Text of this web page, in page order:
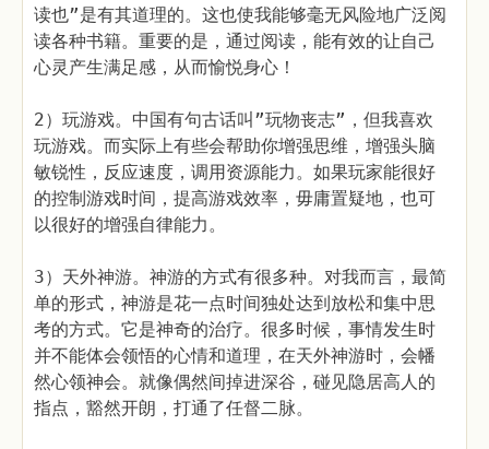
读也”是有其道理的。这也使我能够毫无风险地广泛阅
读各种书籍。重要的是，通过阅读，能有效的让自己
心灵产生满足感，从而愉悦身心！
2）玩游戏。中国有句古话叫”玩物丧志”，但我喜欢
玩游戏。而实际上有些会帮助你增强思维，增强头脑
敏锐性，反应速度，调用资源能力。如果玩家能很好
的控制游戏时间，提高游戏效率，毋庸置疑地，也可
以很好的增强自律能力。
3）天外神游。神游的方式有很多种。对我而言，最简
单的形式，神游是花一点时间独处达到放松和集中思
考的方式。它是神奇的治疗。很多时候，事情发生时
并不能体会领悟的心情和道理，在天外神游时，会幡
然心领神会。就像偶然间掉进深谷，碰见隐居高人的
指点，豁然开朗，打通了任督二脉。